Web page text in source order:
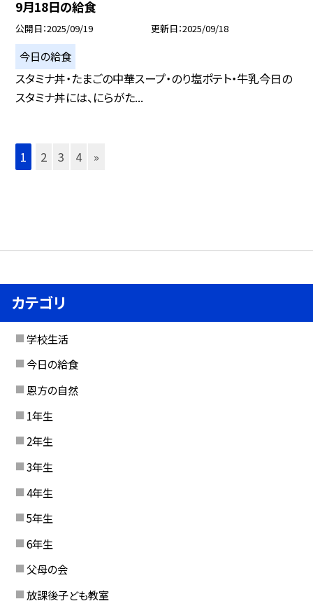
9月18日の給食
公開日 2025/09/19 更新日 2025/09/18
今日の給食
スタミナ丼・たまごの中華スープ・のり塩ポテト・牛乳今日の
スタミナ丼には、にらがた...
1 2 3 4 »
カテゴリ
学校生活
今日の給食
恩方の自然
1年生
2年生
3年生
4年生
5年生
6年生
父母の会
放課後子ども教室